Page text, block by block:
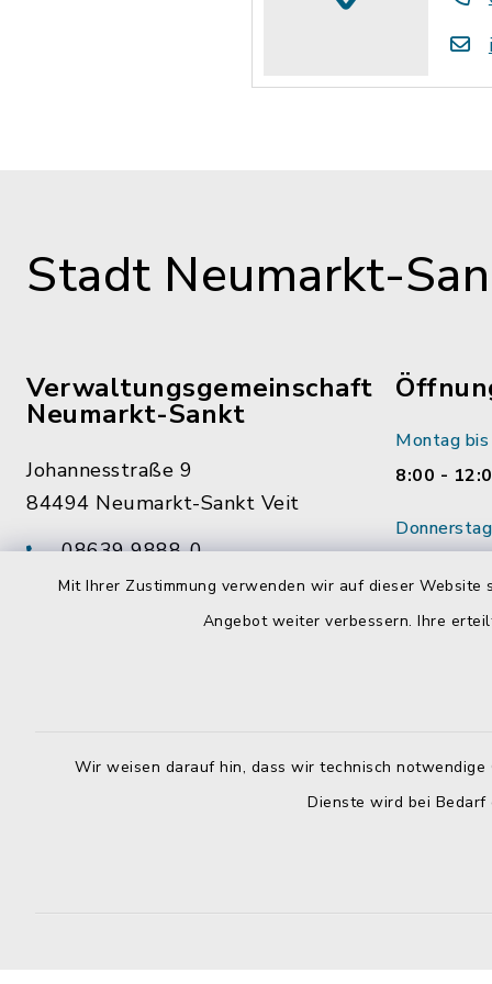
Mit Ihrer Zustimmung verwenden wir auf dieser
Angebot weiter verbessern. Ihre
Wir weisen darauf hin, dass wir technisch
Dienste wird bei
Stadt Neumarkt-
Verwaltungsgemeinschaft
Neumarkt-Sankt
Johannesstraße 9
84494 Neumarkt-Sankt Veit
08639 9888-0
08639 9888-28
vg@neumarkt-sankt-veit.de
Montag
8:00 -
vorab